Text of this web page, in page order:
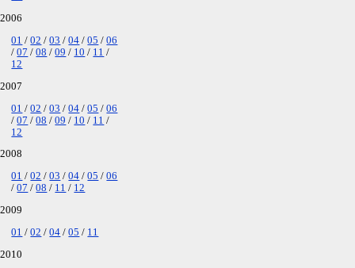
2006
01
02 03 04 05
06
07
08 09 10
11
12
2007
01
02 03 04 05
06
07
08 09 10
11
12
2008
01
02 03 04 05
06
07
08 11
12
2009
01
02 04 05
11
2010